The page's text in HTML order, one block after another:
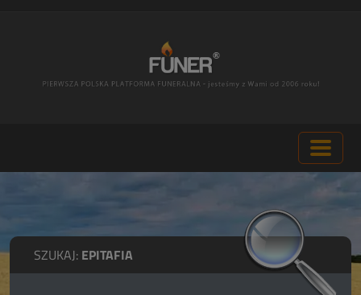
SZUKAJ: EPITAFIA